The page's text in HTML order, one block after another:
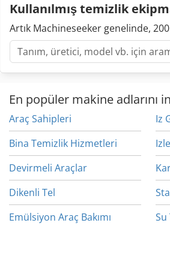
Kullanılmış temizlik
Artık Machineseeker genelinde,
En popüler makine adlarını
Araç Sahipleri
Bina Temizlik Hizmetleri
Devirmeli Araçlar
Dikenli Tel
Emülsiyon Araç Bakımı
Iz
Su